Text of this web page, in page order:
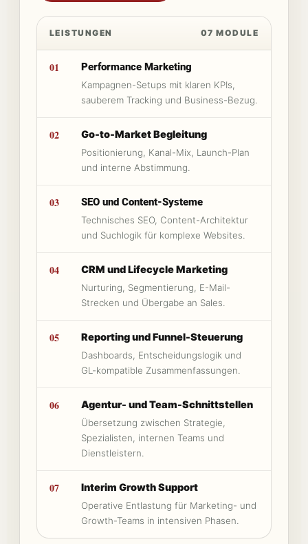
LEISTUNGEN 07 MODULE
01 Performance Marketing
Kampagnen-Setups mit klaren KPIs,
sauberem Tracking und Business-Bezug.
02 Go-to-Market Begleitung
Positionierung, Kanal-Mix, Launch-Plan
und interne Abstimmung.
03 SEO und Content-Systeme
Technisches SEO, Content-Architektur
und Suchlogik für komplexe Websites.
04 CRM und Lifecycle Marketing
Nurturing, Segmentierung, E-Mail-
Strecken und Übergabe an Sales.
05 Reporting und Funnel-Steuerung
Dashboards, Entscheidungslogik und
GL-kompatible Zusammenfassungen.
06 Agentur- und Team-Schnittstellen
Übersetzung zwischen Strategie,
Spezialisten, internen Teams und
Dienstleistern.
07 Interim Growth Support
Operative Entlastung für Marketing- und
Growth-Teams in intensiven Phasen.